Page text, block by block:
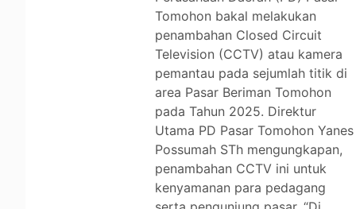
Tomohon bakal melakukan
penambahan Closed Circuit
Television (CCTV) atau kamera
pemantau pada sejumlah titik di
area Pasar Beriman Tomohon
pada Tahun 2025. Direktur
Utama PD Pasar Tomohon Yanes
Possumah STh mengungkapan,
penambahan CCTV ini untuk
kenyamanan para pedagang